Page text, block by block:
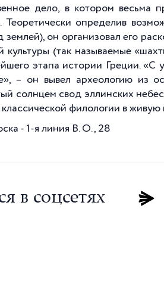
дело, в котором весьма
Теоретически определив
землей), он организовал его
культуры (так называемые
этапа истории Греции. «С
– он вывел археологию из
солнцем свод эллинских
филологии в
- 1-я линия В. О., 28
в соцсетях